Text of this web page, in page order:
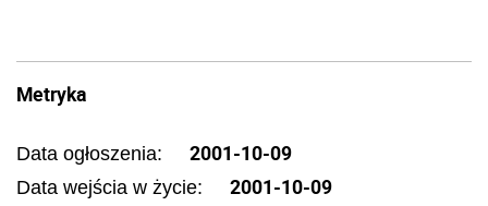
Metryka
Data ogłoszenia: 2001-10-09
Data wejścia w życie: 2001-10-09